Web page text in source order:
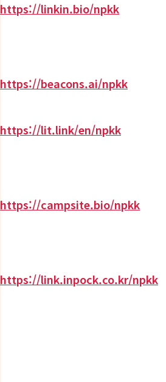
https://linkin.bio/npkk
https://beacons.ai/npkk
https://lit.link/en/npkk
https://campsite.bio/npkk
https://link.inpock.co.kr/npkk